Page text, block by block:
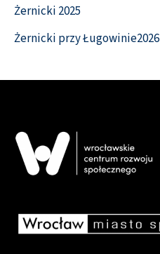
Żernicki 2025
Żernicki przy Ługowinie2026